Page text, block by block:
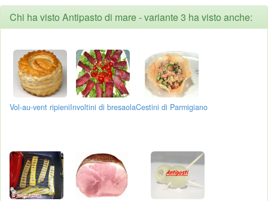
Chi ha visto Antipasto di mare - variante 3 ha visto anche:
Vol-au-vent ripieniInvoltini di bresaolaCestini di Parmigiano